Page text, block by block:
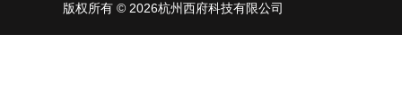
版权所有 © 2026杭州西府科技有限公司